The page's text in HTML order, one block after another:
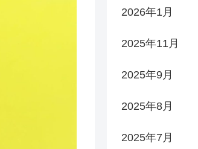
2026年1月
2025年11月
2025年9月
2025年8月
2025年7月